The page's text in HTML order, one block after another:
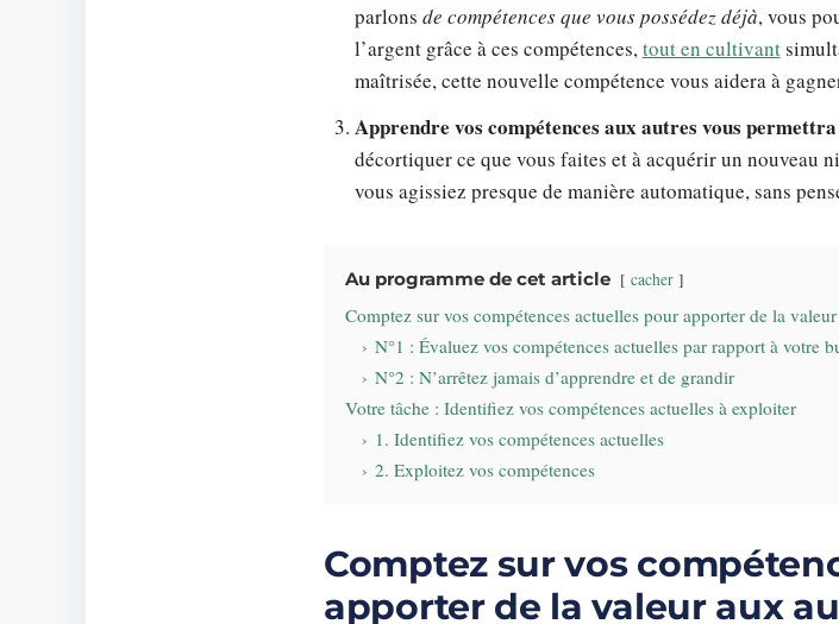
parlons de compétences que vous possédez déjà, vous
l’argent grâce à ces compétences,tout en cultivant
maîtrisée, cette nouvelle compétence vous aidera à
Apprendre vos compétences aux autres vous
décortiquer ce que vous faites et à acquérir un nouveau
vous agissiez presque de manière automatique, sans
Au programme de cet article cacher
Comptez sur vos compétences actuelles pour apporter de la
N°1 : Évaluez vos compétences actuelles par rapport à votre
N°2 : N’arrêtez jamais d’apprendre et de grandir
Votre tâche : Identifiez vos compétences actuelles à exploiter
1. Identifiez vos compétences actuelles
2. Exploitez vos compétences
Comptez sur vos
apporter de la valeur aux